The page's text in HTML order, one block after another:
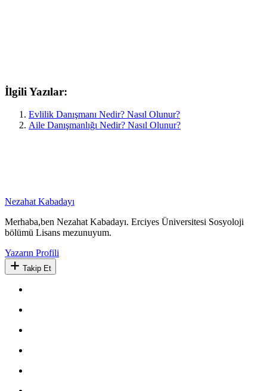
İlgili Yazılar:
Evlilik Danışmanı Nedir? Nasıl Olunur?
Aile Danışmanlığı Nedir? Nasıl Olunur?
Nezahat Kabadayı
Merhaba,ben Nezahat Kabadayı. Erciyes Üniversitesi Sosyoloji
bölümü Lisans mezunuyum.
Yazarın Profili
Takip Et